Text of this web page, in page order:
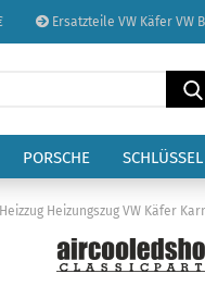
Ersatzteile VW Käfer VW
Sprache
Lieferland
PORSCHE
Heizungszug VW Käfer